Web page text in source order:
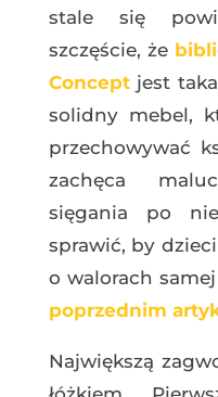
stale się
szczęście, że
Conceptjest
solidny mebel,
przechowywać
zachęca
sięgania po
sprawić, by
o walorach
poprzednim
Największą